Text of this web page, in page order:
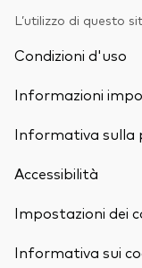
L’utilizzo di questo
Condizioni d'uso
Informazioni
Informativa sulla
Accessibilità
Impostazioni dei
Informativa sui